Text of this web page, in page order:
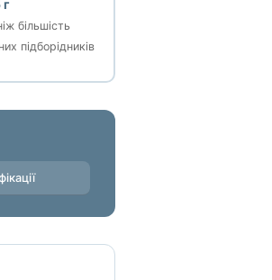
більшість
підборідників